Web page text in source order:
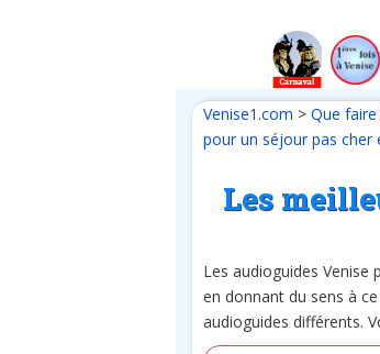
Venise1.com > Que
pour un séjour pas cher
Les
Les audioguides
en donnant du sens à
audioguides différents.